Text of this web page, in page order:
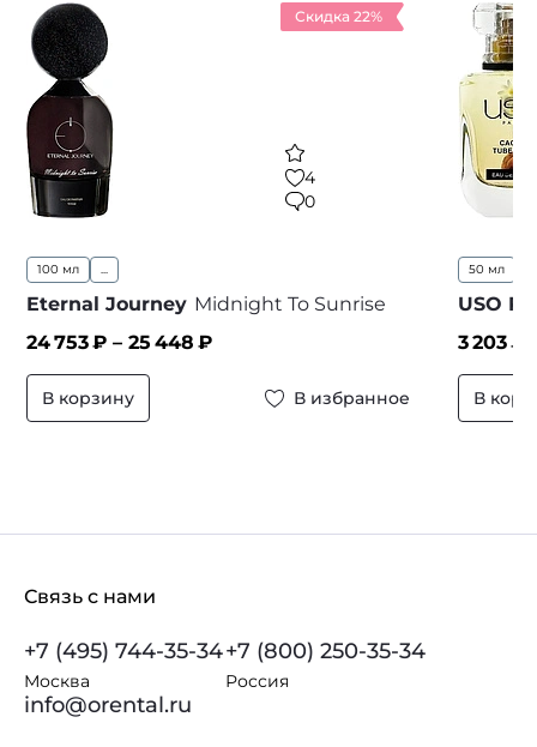
Скидка 22%
4
0
100 мл
Eternal Journey Midnight To Sunrise
24 753₽ – 25 448 ₽
В корзину В избранное
50 мл
USO
3 203₽
В
Связь с нами
+7 (495) 744-35-34
Москва
+7 (800) 250-35-34
Россия
info@orental.ru